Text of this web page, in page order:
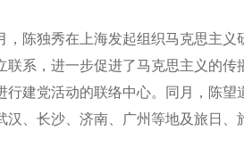
独秀在上海发起组织马克思主义
系，进一步促进了马克思主义的传
建党活动的联络中心。同月，陈
、长沙、济南、广州等地及旅日、